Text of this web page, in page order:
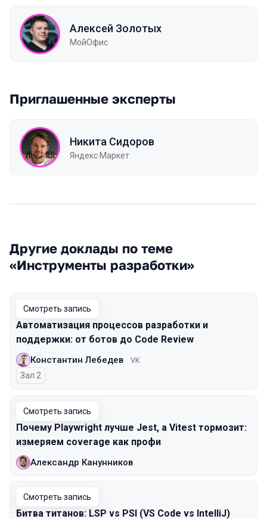
Алексей Золотых
МойОфис
Приглашенные эксперты
Никита Сидоров
Яндекс Маркет
Другие доклады по теме
«Инструменты разработки»
Смотреть запись
Автоматизация процессов разработки и
поддержки: от ботов до Code Review
Константин Лебедев VK
Зал 2
Смотреть запись
Почему Playwright лучше Jest, а Vitest тормозит:
измеряем coverage как профи
Александр Канунников
Смотреть запись
Битва титанов: LSP vs PSI (VS Code vs IntelliJ)